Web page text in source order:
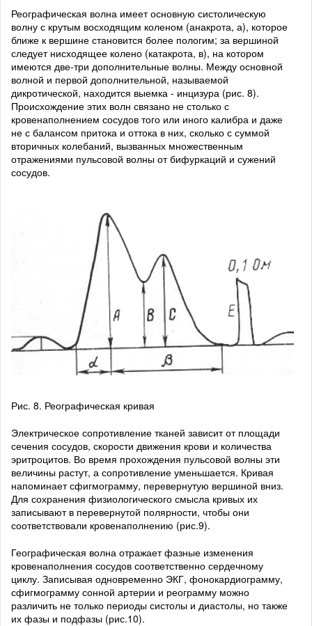
Реографическая волна имеет основную систолическую
волну с крутым восходящим коленом (анакрота, а), которое
ближе к вершине становится более пологим; за вершиной
следует нисходящее колено (катакрота, в), на котором
имеются две-три дополнительные волны. Между основной
волной и первой дополнительной, называемой
дикротической, находится выемка - инцизура (рис. 8).
Происхождение этих волн связано не столько с
кровенаполнением сосудов того или иного калибра и даже
не с балансом притока и оттока в них, сколько с суммой
вторичных колебаний, вызванных множественным
отражениями пульсовой волны от бифуркаций и сужений
сосудов.
Рис. 8. Реографическая кривая
Электрическое сопротивление тканей зависит от площади
сечения сосудов, скорости движения крови и количества
эритроцитов. Во время прохождения пульсовой волны эти
величины растут, а сопротивление уменьшается. Кривая
напоминает сфигмограмму, перевернутую вершиной вниз.
Для сохранения физиологического смысла кривых их
записывают в перевернутой полярности, чтобы они
соответствовали кровенаполнению (рис.9).
Географическая волна отражает фазные изменения
кровенаполнения сосудов соответственно сердечному
циклу. Записывая одновременно ЭКГ, фонокардиограмму,
сфигмограмму сонной артерии и реограмму можно
различить не только периоды систолы и диастолы, но также
их фазы и подфазы (рис.10).